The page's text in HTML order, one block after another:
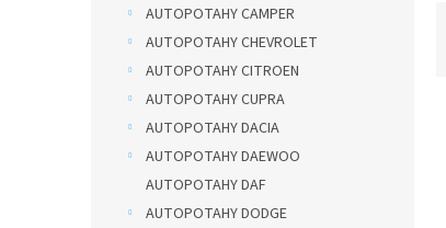
AUTOPOTAHY CAMPER
AUTOPOTAHY CHEVROLET
AUTOPOTAHY CITROEN
AUTOPOTAHY CUPRA
AUTOPOTAHY DACIA
AUTOPOTAHY DAEWOO
AUTOPOTAHY DAF
AUTOPOTAHY DODGE